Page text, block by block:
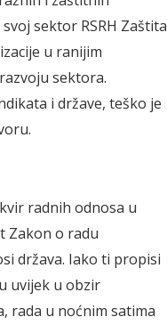
sektor RSRH Zaštita
u ranijim
sektora.
i države, teško je
radnih odnosa u
Zakon o radu
država. Iako ti propisi
uvijek u obzir
rada u noćnim satima